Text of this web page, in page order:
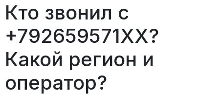
Кто звонил с
+792659571XX?
Какой регион и
оператор?